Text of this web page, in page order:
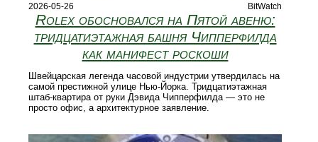
2026-05-26 BitWatch
Rolex обосновался на Пятой авеню:
тридцатиэтажная башня Чипперфилда
как манифест роскоши
Швейцарская легенда часовой индустрии утвердилась на
самой престижной улице Нью-Йорка. Тридцатиэтажная
штаб-квартира от руки Дэвида Чипперфилда — это не
просто офис, а архитектурное заявление.